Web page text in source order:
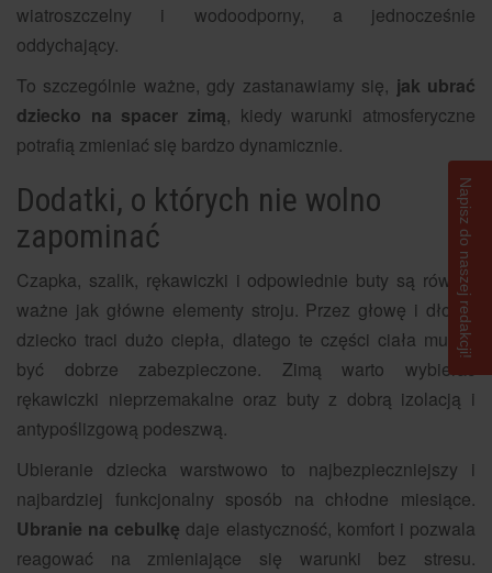
wiatroszczelny i wodoodporny, a jednocześnie
oddychający.
To szczególnie ważne, gdy zastanawiamy się, jak ubrać
dziecko na spacer zimą, kiedy warunki atmosferyczne
potrafią zmieniać się bardzo dynamicznie.
Dodatki, o których nie wolno
zapominać
Czapka, szalik, rękawiczki i odpowiednie buty są równie
ważne jak główne elementy stroju. Przez głowę i dłonie
dziecko traci dużo ciepła, dlatego te części ciała muszą
być dobrze zabezpieczone. Zimą warto wybierać
rękawiczki nieprzemakalne oraz buty z dobrą izolacją i
antypoślizgową podeszwą.
Ubieranie dziecka warstwowo to najbezpieczniejszy i
najbardziej funkcjonalny sposób na chłodne miesiące.
Ubranie na cebulkę daje elastyczność, komfort i pozwala
reagować na zmieniające się warunki bez stresu.
Napisz do naszej redakcji!